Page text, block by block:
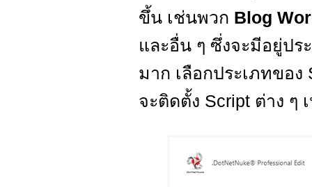
ขึ้น เช่นพวก Blog
และอื่น ๆ ซึ่งจะมีอยู่ป
มาก เลือกประเภทขอ
จะติดตั้ง Script ต่าง ๆ